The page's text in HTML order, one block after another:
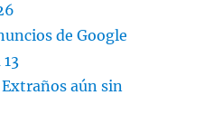
de Google
aún sin